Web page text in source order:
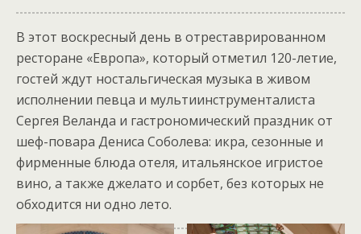
В этот воскресный день в отреставрированном
ресторане «Европа», который отметил 120-летие,
гостей ждут ностальгическая музыка в живом
исполнении певца и мультиинструменталиста
Сергея Веланда и гастрономический праздник от
шеф-повара Дениса Соболева: икра, сезонные и
фирменные блюда отеля, итальянское игристое
вино, а также джелато и сорбет, без которых не
обходится ни одно лето.